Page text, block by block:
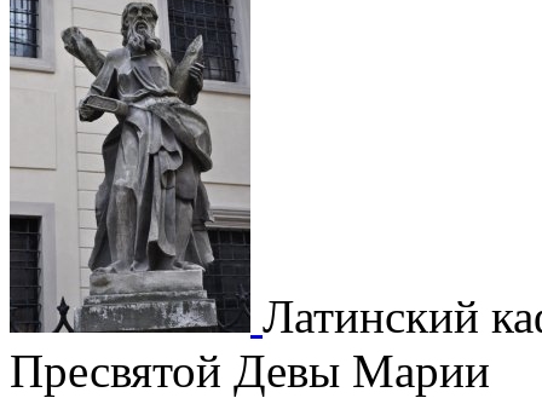
Латинский
Пресвятой Девы Марии